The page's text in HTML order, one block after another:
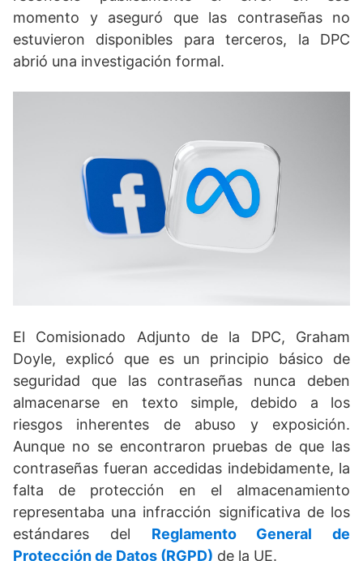
momento y aseguró que las contraseñas no
estuvieron disponibles para terceros, la DPC
abrió una investigación formal.
El Comisionado Adjunto de la DPC, Graham
Doyle, explicó que es un principio básico de
seguridad que las contraseñas nunca deben
almacenarse en texto simple, debido a los
riesgos inherentes de abuso y exposición.
Aunque no se encontraron pruebas de que las
contraseñas fueran accedidas indebidamente, la
falta de protección en el almacenamiento
representaba una infracción significativa de los
estándares del Reglamento General de
Protección de Datos (RGPD) de la UE.